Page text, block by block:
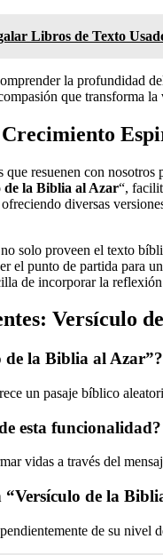
Libros de Texto
la profundidad
que transforma
resuenen con
de la Biblia al Azar“,
diversas
solo proveen el texto
el punto de partida para
de incorporar la
Versículo
de la Biblia al Azar”?
un pasaje bíblico
esta funcionalidad?
vidas a través del
de la
de su